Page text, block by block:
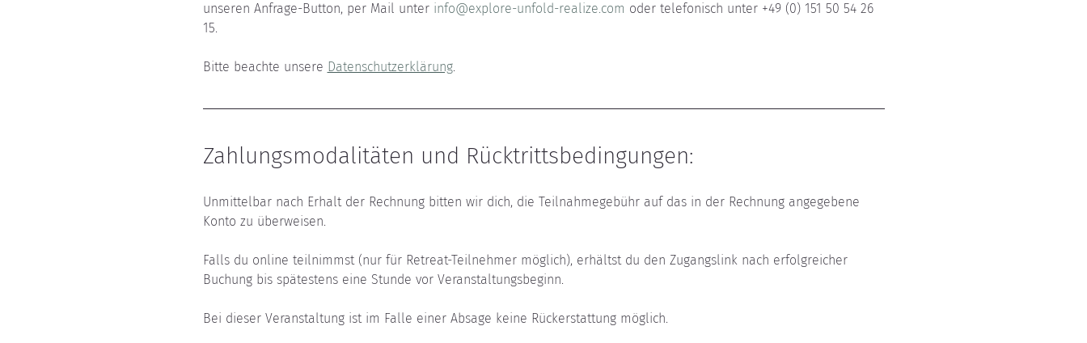
unseren Anfrage-Button, per Mail unter info@explore-unfold-realize.com oder telefonisch unter +49 (0) 151 50 54 26
15.
Bitte beachte unsere Datenschutzerklärung.
Zahlungsmodalitäten und Rücktrittsbedingungen:
Unmittelbar nach Erhalt der Rechnung bitten wir dich, die Teilnahmegebühr auf das in der Rechnung angegebene
Konto zu überweisen.
Falls du online teilnimmst (nur für Retreat-Teilnehmer möglich), erhältst du den Zugangslink nach erfolgreicher
Buchung bis spätestens eine Stunde vor Veranstaltungsbeginn.
Bei dieser Veranstaltung ist im Falle einer Absage keine Rückerstattung möglich.